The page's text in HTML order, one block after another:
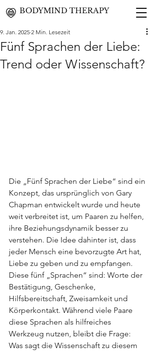
BODYMIND THERAPY
Fünf Sprachen der Liebe:
Trend oder Wissenschaft?
9. Jan. 2025 2 Min. Lesezeit
Die „Fünf Sprachen der Liebe“ sind ein
Konzept, das ursprünglich von Gary
Chapman entwickelt wurde und heute
weit verbreitet ist, um Paaren zu helfen,
ihre Beziehungsdynamik besser zu
verstehen. Die Idee dahinter ist, dass
jeder Mensch eine bevorzugte Art hat,
Liebe zu geben und zu empfangen.
Diese fünf „Sprachen“ sind: Worte der
Bestätigung, Geschenke,
Hilfsbereitschaft, Zweisamkeit und
Körperkontakt. Während viele Paare
diese Sprachen als hilfreiches
Werkzeug nutzen, bleibt die Frage:
Was sagt die Wissenschaft zu diesem